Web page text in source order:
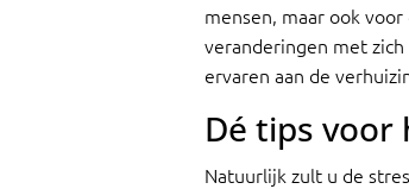
mensen, maar ook
veranderingen met
ervaren aan de
Dé tips voor
Natuurlijk zult u de